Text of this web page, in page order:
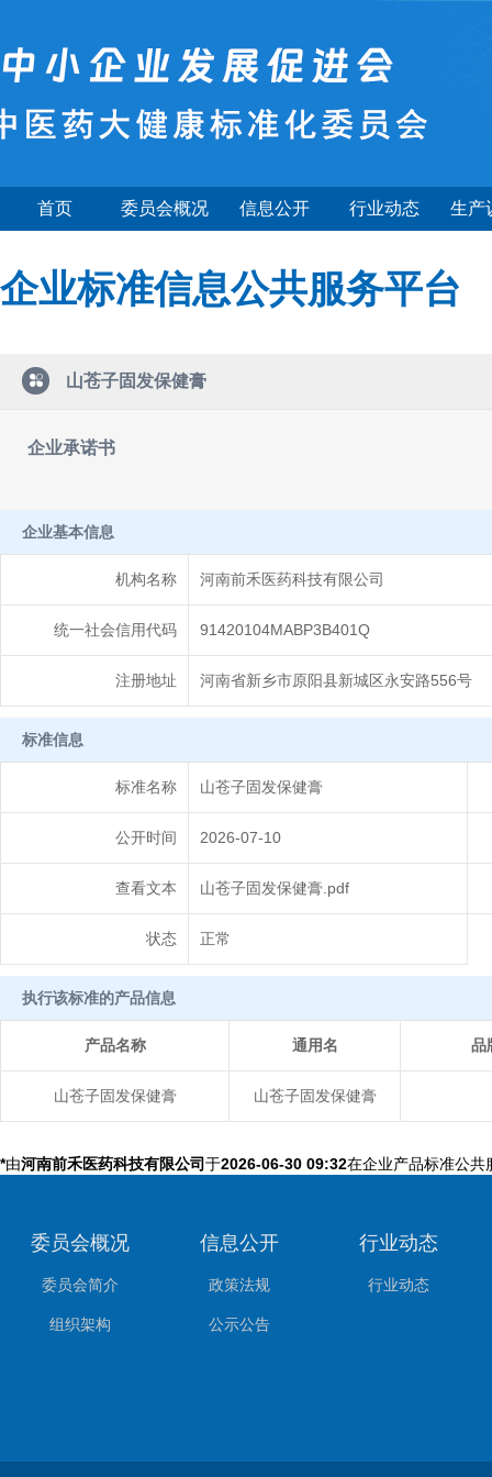
首页 委员会概况 信息公开 行业动态 生产
企业标准信息公共服务平台
山苍子固发保健膏
企业承诺书
企业基本信息
机构名称 河南前禾医药科技有限公司
统一社会信用代码 91420104MABP3B401Q
注册地址 河南省新乡市原阳县新城区永安路556号
标准信息
标准名称 山苍子固发保健膏
公开时间 2026-07-10
查看文本 山苍子固发保健膏.pdf
状态 正常
执行该标准的产品信息
产品名称 通用名 品
山苍子固发保健膏 山苍子固发保健膏
*由河南前禾医药科技有限公司于2026-06-30 09:32在企业产品标准公共
委员会概况
委员会简介
组织架构
信息公开
政策法规
公示公告
行业动态
行业动态